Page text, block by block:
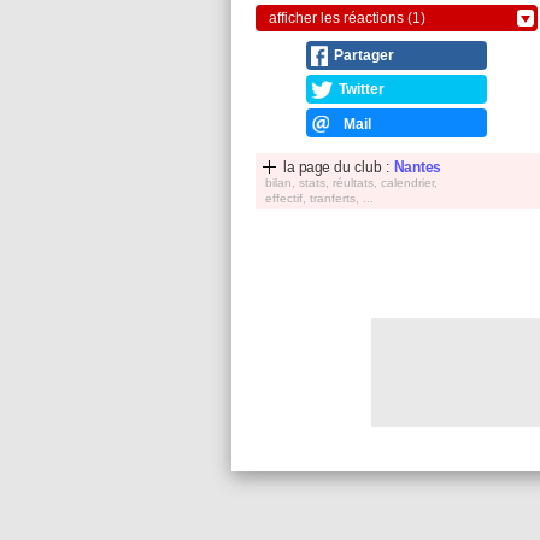
afficher les réactions (1)
Partager
Twitter
Mail
la page du club : Nantes
bilan, stats, réultats, calendrier,
effectif, tranferts, ...